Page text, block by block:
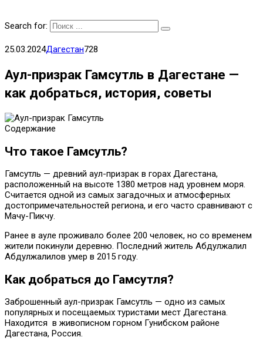
Search for:
25.03.2024Дагестан728
Аул-призрак Гамсутль в Дагестане —
как добраться, история, советы
Содержание
Что такое Гамсутль?
Гамсутль — древний аул-призрак в горах Дагестана,
расположенный на высоте 1380 метров над уровнем моря.
Считается одной из самых загадочных и атмосферных
достопримечательностей региона, и его часто сравнивают с
Мачу-Пикчу.
Ранее в ауле проживало более 200 человек, но со временем
жители покинули деревню. Последний житель Абдулжалил
Абдулжалилов умер в 2015 году.
Как добраться до Гамсутля?
Заброшенный аул-призрак Гамсутль — одно из самых
популярных и посещаемых туристами мест Дагестана.
Находится в живописном горном Гунибском районе
Дагестана, Россия.